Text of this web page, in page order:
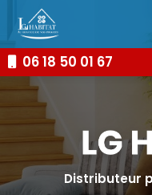
contenu
principal06 18 50 01 67
Distributeur